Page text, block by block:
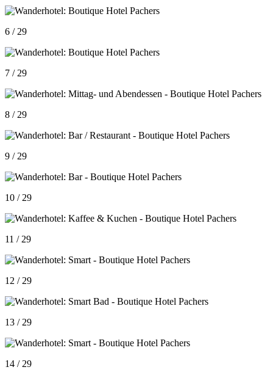
6 / 29
7 / 29
8 / 29
9 / 29
10 / 29
11 / 29
12 / 29
13 / 29
14 / 29